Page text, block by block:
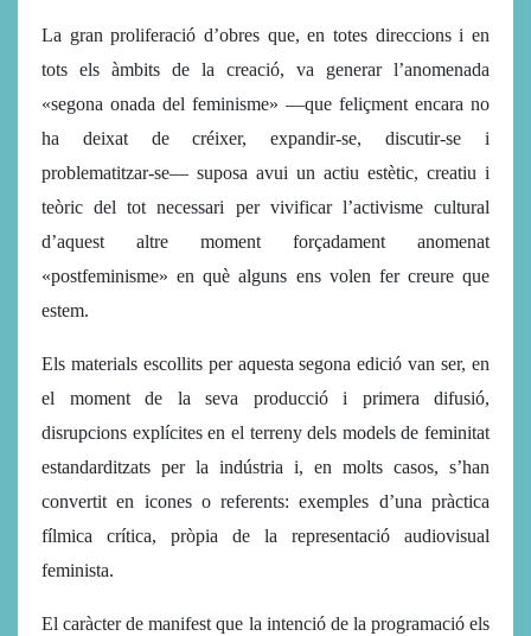
La gran proliferació d’obres que, en totes direccions i en
tots els àmbits de la creació, va generar l’anomenada
«segona onada del feminisme» —que feliçment encara no
ha deixat de créixer, expandir-se, discutir-se i
problematitzar-se— suposa avui un actiu estètic, creatiu i
teòric del tot necessari per vivificar l’activisme cultural
d’aquest altre moment forçadament anomenat
«postfeminisme» en què alguns ens volen fer creure que
estem.
Els materials escollits per aquesta segona edició van ser, en
el moment de la seva producció i primera difusió,
disrupcions explícites en el terreny dels models de feminitat
estandarditzats per la indústria i, en molts casos, s’han
convertit en icones o referents: exemples d’una pràctica
fílmica crítica, pròpia de la representació audiovisual
feminista.
El caràcter de manifest que la intenció de la programació els